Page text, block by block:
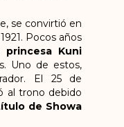
se convirtió en
Pocos años
princesa Kuni
Uno de estos,
El 25 de
al trono debido
de Showa